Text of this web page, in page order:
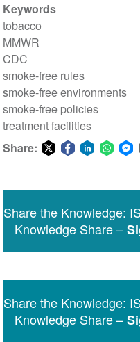
Keywords
tobacco
MMWR
CDC
smoke-free rules
smoke-free environments
smoke-free policies
treatment facilities
Share:
Share the Knowledge:
Knowledge Share –
Share the Knowledge:
Knowledge Share –